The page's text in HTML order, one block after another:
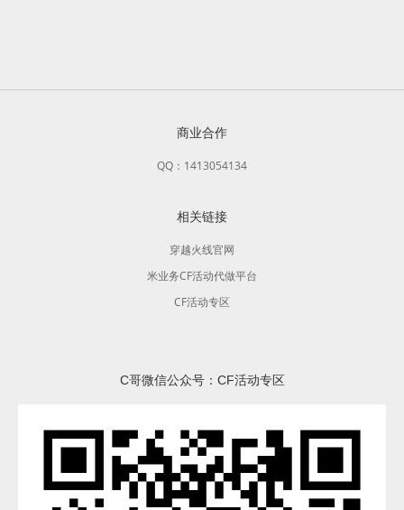
商业合作
QQ：1413054134
相关链接
穿越火线官网
米业务CF活动代做平台
CF活动专区
C哥微信公众号：CF活动专区